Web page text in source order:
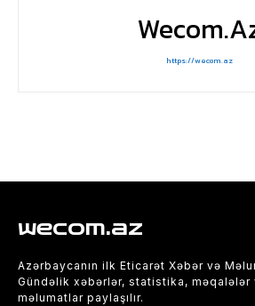
https://wecom.az
wecom.az
Azərbaycanın ilk Eticarət Xəbər və
Gündəlik xəbərlər, statistika, məqalələr
məlumatlar paylaşılır.